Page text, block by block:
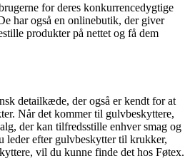
for deres konkurrencedygtige
har også en onlinebutik, der giver
produkter på nettet og få dem
detailkæde, der også er kendt for at
Når det kommer til gulvbeskyttere,
der kan tilfredsstille enhver smag og
efter gulvbeskytter til krukker,
vil du kunne finde det hos Føtex.